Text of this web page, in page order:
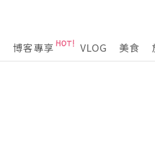
博客專享 VLOG 美食